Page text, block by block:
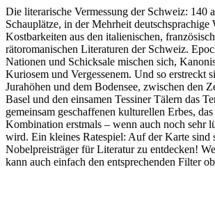
Die literarische Vermessung der Schweiz: 140
Schauplätze, in der Mehrheit deutschsprachige
Kostbarkeiten aus den italienischen,
rätoromanischen Literaturen der Schweiz.
Nationen und Schicksale mischen sich,
Kuriosem und Vergessenem. Und so erstreckt
Jurahöhen und dem Bodensee, zwischen den
Basel und den einsamen Tessiner Tälern das
gemeinsam geschaffenen kulturellen Erbes,
Kombination erstmals – wenn auch noch sehr
wird. Ein kleines Ratespiel: Auf der Karte sind
Nobelpreisträger für Literatur zu entdecken!
kann auch einfach den entsprechenden Filter